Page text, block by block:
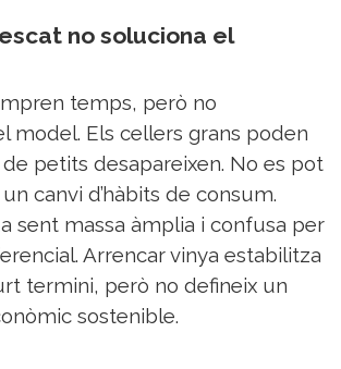
no soluciona el
temps, però no
model. Els cellers grans poden
petits desapareixen. No es pot
canvi d’hàbits de consum.
sent massa àmplia i confusa per
Arrencar vinya estabilitza
termini, però no defineix un
sostenible.